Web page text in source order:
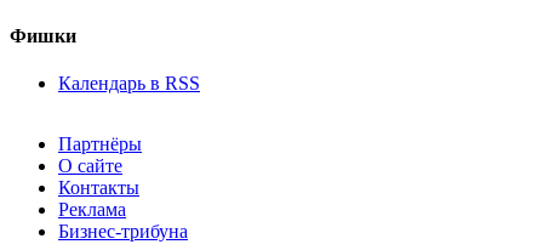
Фишки
Календарь в RSS
Партнёры
О сайте
Контакты
Реклама
Бизнес-трибуна